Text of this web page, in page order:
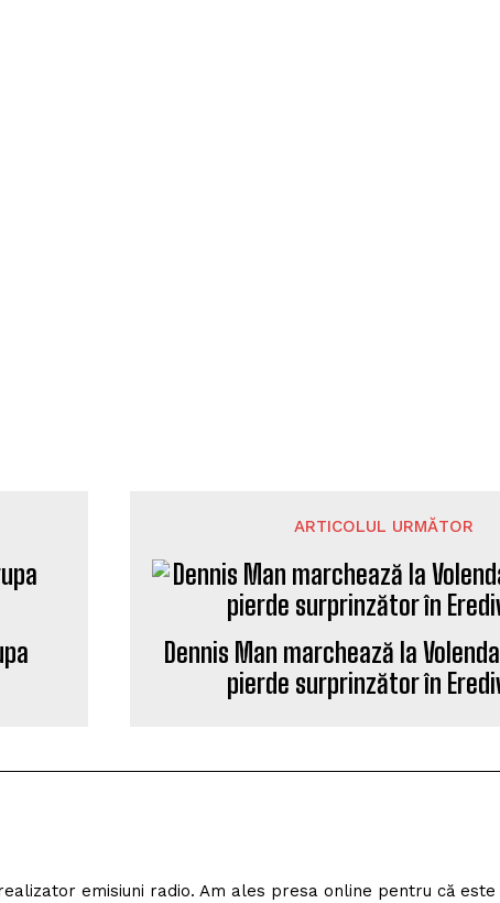
ARTICOLUL URMĂTOR
Dennis Man marchează la
pierde surprinzător în
emisiuni radio. Am ales presa online pentru că este